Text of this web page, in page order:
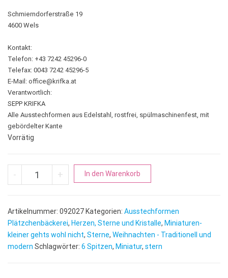
Schmierndorferstraße 19
4600 Wels
Kontakt:
Telefon: +43 7242 45296-0
Telefax: 0043 7242 45296-5
E-Mail: office@krifka.at
Verantwortlich:
SEPP KRIFKA
Alle Ausstechformen aus Edelstahl, rostfrei, spülmaschinenfest, mit
gebördelter Kante
Vorrätig
- Stern | Miniatur 6 Zacken Menge
+ In den Warenkorb
e
r
n
a
Artikelnummer: 092027 Kategorien: Ausstechformen
Plätzchenbäckerei, Herzen, Sterne und Kristalle, Miniaturen-
kleiner gehts wohl nicht, Sterne, Weihnachten - Traditionell und
modern Schlagwörter: 6 Spitzen, Miniatur, stern